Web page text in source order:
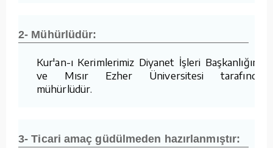
2- Mühürlüdür:
Kur'an-ı Kerimlerimiz Diyanet İşleri Başkanlığımız
ve Mısır Ezher Üniversitesi tarafından
mühürlüdür.
3- Ticari amaç güdülmeden hazırlanmıştır: